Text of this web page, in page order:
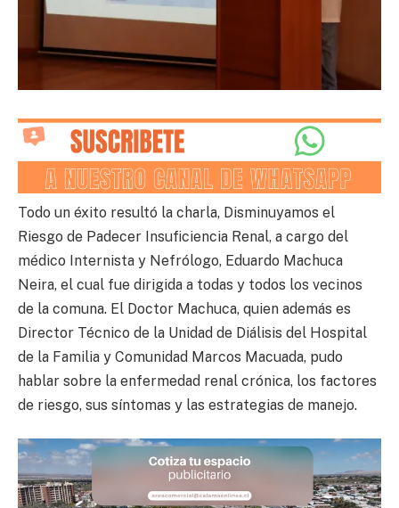
Todo un éxito resultó la charla, Disminuyamos el
Riesgo de Padecer Insuficiencia Renal, a cargo del
médico Internista y Nefrólogo, Eduardo Machuca
Neira, el cual fue dirigida a todas y todos los vecinos
de la comuna. El Doctor Machuca, quien además es
Director Técnico de la Unidad de Diálisis del Hospital
de la Familia y Comunidad Marcos Macuada, pudo
hablar sobre la enfermedad renal crónica, los factores
de riesgo, sus síntomas y las estrategias de manejo.